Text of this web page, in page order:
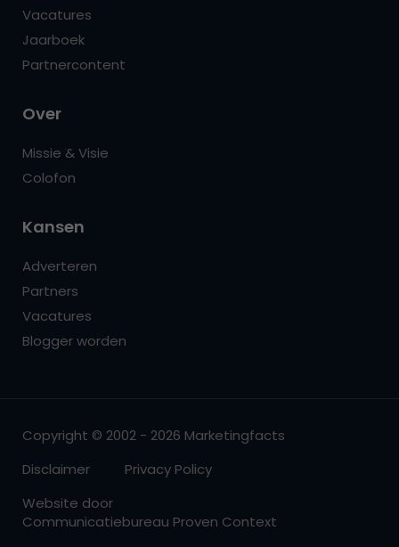
Vacatures
Jaarboek
Partnercontent
Over
Missie & Visie
Colofon
Kansen
Adverteren
Partners
Vacatures
Blogger worden
Copyright © 2002 - 2026 Marketingfacts
Disclaimer
Privacy Policy
Website door
Communicatiebureau Proven Context